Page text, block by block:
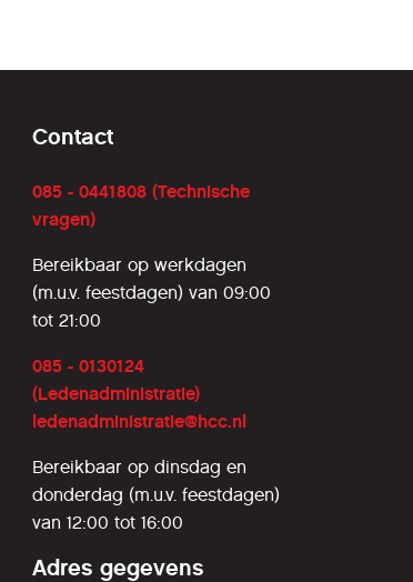
Contact
085 - 0441808 (Technische
vragen)
Bereikbaar op werkdagen
(m.u.v. feestdagen) van 09:00
tot 21:00
085 - 0130124
(Ledenadministratie)
ledenadministratie@hcc.nl
Bereikbaar op dinsdag en
donderdag (m.u.v. feestdagen)
van 12:00 tot 16:00
Adres gegevens